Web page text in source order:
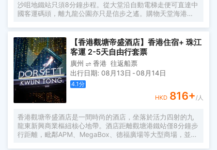
沙咀地鐵站只須8分鐘步程。從大堂沿自動電梯走便可直達中
國客運碼頭，離九龍公園亦只是信步之遙。購物天堂海港
心、高鐵車站及象徵香港的天星小輪全都近在咫尺。從皇家
太平洋酒店出發乘坐港鐵只須20分鐘車程(柯士甸站至宋皇台
共5個車站)便可到達啟德體育園，助您佔盡地利，輕鬆參與
各項精彩體育盛事。
【香港觀塘帝盛酒店】香港住宿+ 珠江
客運 2-5天自由行套票
廣州 香港 往返船票
出行日期: 08月13日 -08月14日
4.1分
HKD 816+/人
香港觀塘帝盛酒店是一間時尚的酒店，坐落於活力四射的九
龍東新興商業樞紐核心地帶。酒店距離觀塘港鐵站僅8分鐘步
行距離，毗鄰APM、MegaBox、德福廣場等大型商場，並鄰